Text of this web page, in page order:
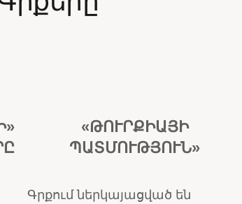
«ԹՈՒՐՔԻԱՅԻ
ՊԱՏՄՈՒԹՅՈՒՆ»
Գրքում ներկայացված են